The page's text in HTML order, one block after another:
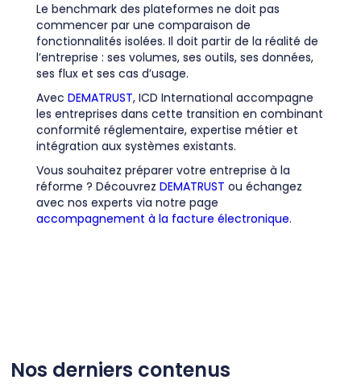
Le benchmark des plateformes ne doit pas
commencer par une comparaison de
fonctionnalités isolées. Il doit partir de la réalité de
l’entreprise : ses volumes, ses outils, ses données,
ses flux et ses cas d’usage.
Avec DEMATRUST, ICD International accompagne
les entreprises dans cette transition en combinant
conformité réglementaire, expertise métier et
intégration aux systèmes existants.
Vous souhaitez préparer votre entreprise à la
réforme ? Découvrez DEMATRUST ou échangez
avec nos experts via notre page
accompagnement à la facture électronique.
Nos derniers contenus